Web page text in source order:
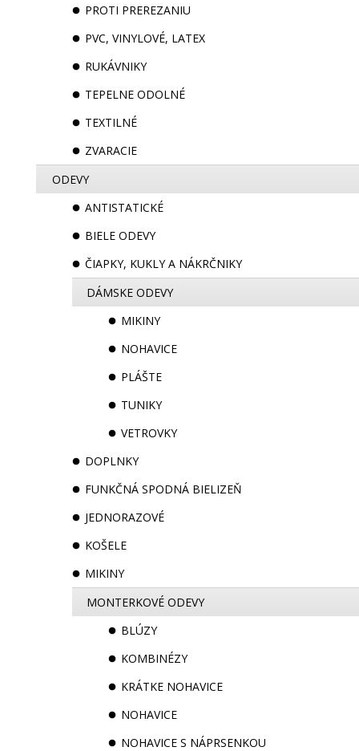
PROTI PREREZANIU
PVC, VINYLOVÉ, LATEX
RUKÁVNIKY
TEPELNE ODOLNÉ
TEXTILNÉ
ZVARACIE
ODEVY
ANTISTATICKÉ
BIELE ODEVY
ČIAPKY, KUKLY A NÁKRČNIKY
DÁMSKE ODEVY
MIKINY
NOHAVICE
PLÁŠTE
TUNIKY
VETROVKY
DOPLNKY
FUNKČNÁ SPODNÁ BIELIZEŇ
JEDNORAZOVÉ
KOŠELE
MIKINY
MONTERKOVÉ ODEVY
BLÚZY
KOMBINÉZY
KRÁTKE NOHAVICE
NOHAVICE
NOHAVICE S NÁPRSENKOU